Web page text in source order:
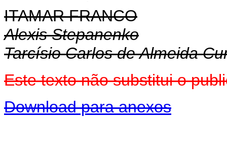
ITAMAR FRANCO
Alexis Stepanenko
Tarcísio Carlos de Almeida
Este texto não substitui o
Download para anexos